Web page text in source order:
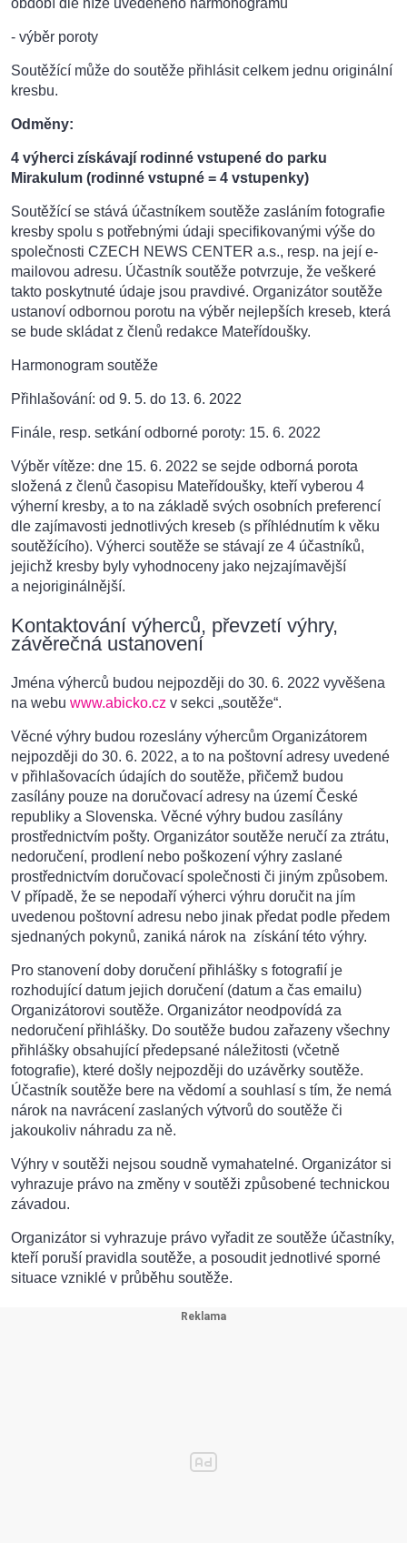
období dle níže uvedeného harmonogramu
- výběr poroty
Soutěžící může do soutěže přihlásit celkem jednu originální
kresbu.
Odměny:
4 výherci získávají rodinné vstupené do parku
Mirakulum (rodinné vstupné = 4 vstupenky)
Soutěžící se stává účastníkem soutěže zasláním fotografie
kresby spolu s potřebnými údaji specifikovanými výše do
společnosti CZECH NEWS CENTER a.s., resp. na její e-
mailovou adresu. Účastník soutěže potvrzuje, že veškeré
takto poskytnuté údaje jsou pravdivé. Organizátor soutěže
ustanoví odbornou porotu na výběr nejlepších kreseb, která
se bude skládat z členů redakce Mateřídoušky.
Harmonogram soutěže
Přihlašování: od 9. 5. do 13. 6. 2022
Finále, resp. setkání odborné poroty: 15. 6. 2022
Výběr vítěze: dne 15. 6. 2022 se sejde odborná porota
složená z členů časopisu Mateřídoušky, kteří vyberou 4
výherní kresby, a to na základě svých osobních preferencí
dle zajímavosti jednotlivých kreseb (s příhlédnutím k věku
soutěžícího). Výherci soutěže se stávají ze 4 účastníků,
jejichž kresby byly vyhodnoceny jako nejzajímavější
a nejoriginálnější.
Kontaktování výherců, převzetí výhry,
závěrečná ustanovení
Jména výherců budou nejpozději do 30. 6. 2022 vyvěšena
na webu www.abicko.cz v sekci „soutěže“.
Věcné výhry budou rozeslány výhercům Organizátorem
nejpozději do 30. 6. 2022, a to na poštovní adresy uvedené
v přihlašovacích údajích do soutěže, přičemž budou
zasílány pouze na doručovací adresy na území České
republiky a Slovenska. Věcné výhry budou zasílány
prostřednictvím pošty. Organizátor soutěže neručí za ztrátu,
nedoručení, prodlení nebo poškození výhry zaslané
prostřednictvím doručovací společnosti či jiným způsobem.
V případě, že se nepodaří výherci výhru doručit na jím
uvedenou poštovní adresu nebo jinak předat podle předem
sjednaných pokynů, zaniká nárok na získání této výhry.
Pro stanovení doby doručení přihlášky s fotografií je
rozhodující datum jejich doručení (datum a čas emailu)
Organizátorovi soutěže. Organizátor neodpovídá za
nedoručení přihlášky. Do soutěže budou zařazeny všechny
přihlášky obsahující předepsané náležitosti (včetně
fotografie), které došly nejpozději do uzávěrky soutěže.
Účastník soutěže bere na vědomí a souhlasí s tím, že nemá
nárok na navrácení zaslaných výtvorů do soutěže či
jakoukoliv náhradu za ně.
Výhry v soutěži nejsou soudně vymahatelné. Organizátor si
vyhrazuje právo na změny v soutěži způsobené technickou
závadou.
Organizátor si vyhrazuje právo vyřadit ze soutěže účastníky,
kteří poruší pravidla soutěže, a posoudit jednotlivé sporné
situace vzniklé v průběhu soutěže.